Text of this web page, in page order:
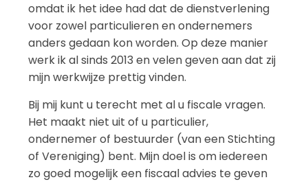
omdat ik het idee had dat de dienstverlening
voor zowel particulieren en ondernemers
anders gedaan kon worden. Op deze manier
werk ik al sinds 2013 en velen geven aan dat zij
mijn werkwijze prettig vinden.
Bij mij kunt u terecht met al u fiscale vragen.
Het maakt niet uit of u particulier,
ondernemer of bestuurder (van een Stichting
of Vereniging) bent. Mijn doel is om iedereen
zo goed mogelijk een fiscaal advies te geven